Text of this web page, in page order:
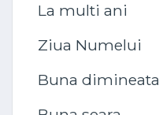
La multi ani
Ziua Numelui
Buna dimineata